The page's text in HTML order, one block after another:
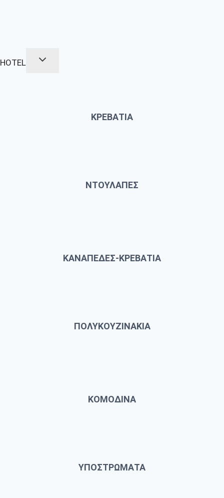
HOTEL
ΚΡΕΒΑΤΙΑ
ΝΤΟΥΛΑΠΕΣ
ΚΑΝΑΠΕΔΕΣ-ΚΡΕΒΑΤΙΑ
ΠΟΛΥΚΟΥΖΙΝΑΚΙΑ
ΚΟΜΟΔΙΝΑ
ΥΠΟΣΤΡΩΜΑΤΑ